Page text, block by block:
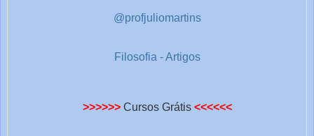
@profjuliomartins
Filosofia - Artigos
>>>>>> Cursos Grátis <<<<<<